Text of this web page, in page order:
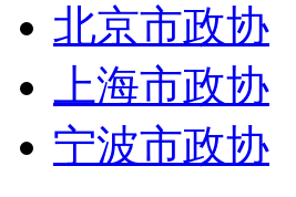
北京市政协
上海市政协
宁波市政协